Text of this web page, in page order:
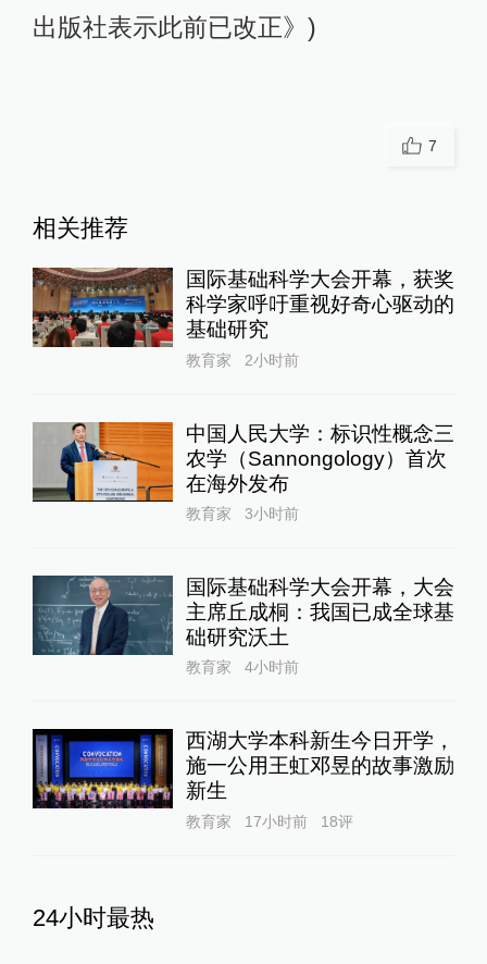
出版社表示此前已改正》)
7
相关推荐
国际基础科学大会开幕，获奖
科学家呼吁重视好奇心驱动的
基础研究
教育家 2小时前
中国人民大学：标识性概念三
农学（Sannongology）首次
在海外发布
教育家 3小时前
国际基础科学大会开幕，大会
主席丘成桐：我国已成全球基
础研究沃土
教育家 4小时前
西湖大学本科新生今日开学，
施一公用王虹邓昱的故事激励
新生
教育家 17小时前 18评
24小时最热